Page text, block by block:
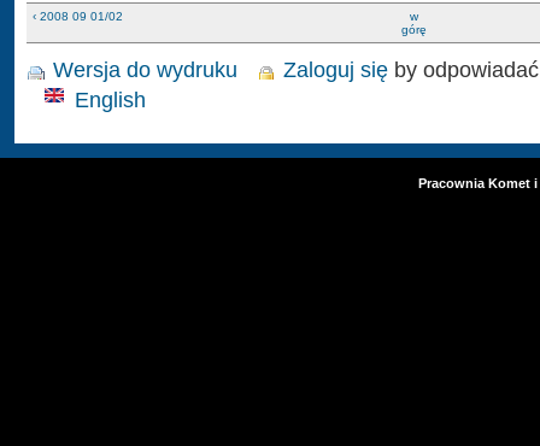
‹ 2008 09 01/02
w
górę
Wersja do wydruku Zaloguj się by odpowiadać
English
Pracownia Komet